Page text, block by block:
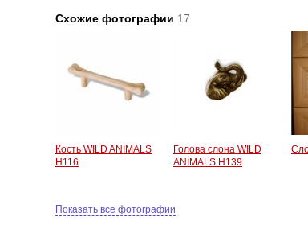
Схожие фотографии 17
Кость WILD ANIMALS
H116
Голова слона WILD
ANIMALS H139
Показать все фотографии